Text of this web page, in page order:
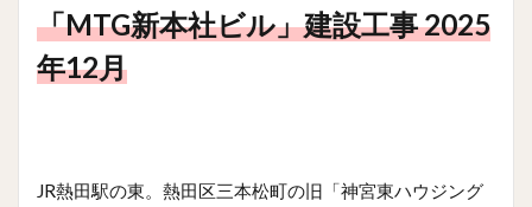
「MTG新本社ビル」建設工事 2025
年12月
JR熱田駅の東。熱田区三本松町の旧「神宮東ハウジング